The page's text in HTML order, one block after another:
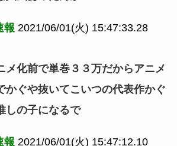
報 2021/06/01(火) 15:47:33.28
メ化前で単巻３３万だからアニメ
かぐや抜いてこいつの代表作かぐ
しの子になるで
報 2021/06/01(火) 15:47:12.10